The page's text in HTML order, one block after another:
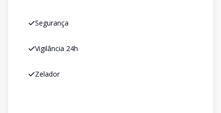
Segurança
Vigilância 24h
Zelador